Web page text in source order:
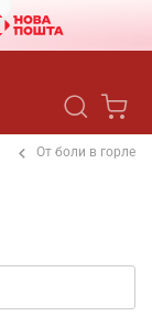
От боли в горле